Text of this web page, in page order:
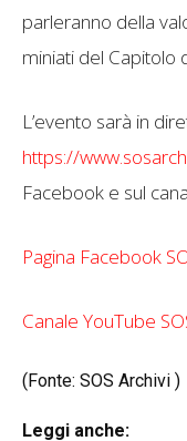
parleranno della
miniati del Capitolo
L’evento sarà in
https://
Facebook e sul
Pagina Facebook
Canale YouTube
(Fonte: SOS Archivi )
Leggi anche: